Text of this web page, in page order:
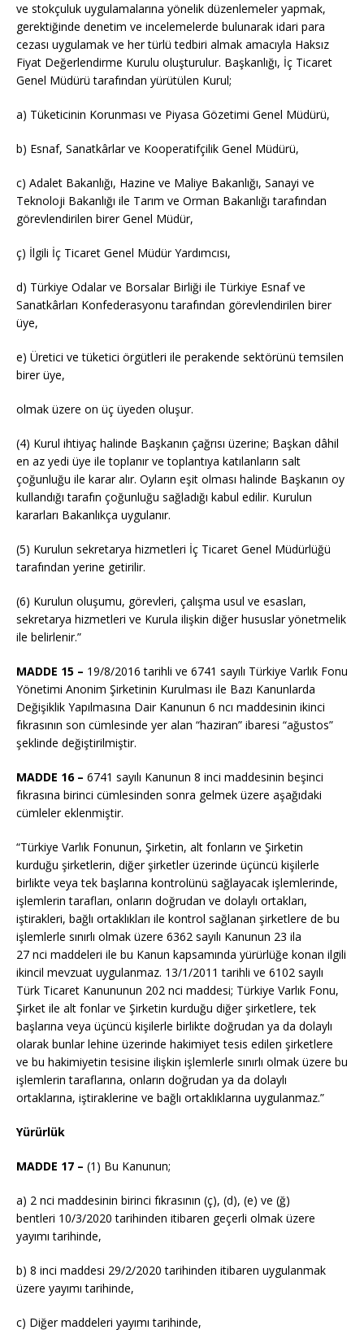
ve stokçuluk uygulamalarına yönelik düzenlemeler yapmak,
gerektiğinde denetim ve incelemelerde bulunarak idari para
cezası uygulamak ve her türlü tedbiri almak amacıyla Haksız
Fiyat Değerlendirme Kurulu oluşturulur. Başkanlığı, İç Ticaret
Genel Müdürü tarafından yürütülen Kurul;
a) Tüketicinin Korunması ve Piyasa Gözetimi Genel Müdürü,
b) Esnaf, Sanatkârlar ve Kooperatifçilik Genel Müdürü,
c) Adalet Bakanlığı, Hazine ve Maliye Bakanlığı, Sanayi ve
Teknoloji Bakanlığı ile Tarım ve Orman Bakanlığı tarafından
görevlendirilen birer Genel Müdür,
ç) İlgili İç Ticaret Genel Müdür Yardımcısı,
d) Türkiye Odalar ve Borsalar Birliği ile Türkiye Esnaf ve
Sanatkârları Konfederasyonu tarafından görevlendirilen birer
üye,
e) Üretici ve tüketici örgütleri ile perakende sektörünü temsilen
birer üye,
olmak üzere on üç üyeden oluşur.
(4) Kurul ihtiyaç halinde Başkanın çağrısı üzerine; Başkan dâhil
en az yedi üye ile toplanır ve toplantıya katılanların salt
çoğunluğu ile karar alır. Oyların eşit olması halinde Başkanın oy
kullandığı tarafın çoğunluğu sağladığı kabul edilir. Kurulun
kararları Bakanlıkça uygulanır.
(5) Kurulun sekretarya hizmetleri İç Ticaret Genel Müdürlüğü
tarafından yerine getirilir.
(6) Kurulun oluşumu, görevleri, çalışma usul ve esasları,
sekretarya hizmetleri ve Kurula ilişkin diğer hususlar yönetmelik
ile belirlenir.”
MADDE 15 – 19/8/2016 tarihli ve 6741 sayılı Türkiye Varlık Fonu
Yönetimi Anonim Şirketinin Kurulması ile Bazı Kanunlarda
Değişiklik Yapılmasına Dair Kanunun 6 ncı maddesinin ikinci
fıkrasının son cümlesinde yer alan “haziran” ibaresi “ağustos”
şeklinde değiştirilmiştir.
MADDE 16 – 6741 sayılı Kanunun 8 inci maddesinin beşinci
fıkrasına birinci cümlesinden sonra gelmek üzere aşağıdaki
cümleler eklenmiştir.
“Türkiye Varlık Fonunun, Şirketin, alt fonların ve Şirketin
kurduğu şirketlerin, diğer şirketler üzerinde üçüncü kişilerle
birlikte veya tek başlarına kontrolünü sağlayacak işlemlerinde,
işlemlerin tarafları, onların doğrudan ve dolaylı ortakları,
iştirakleri, bağlı ortaklıkları ile kontrol sağlanan şirketlere de bu
işlemlerle sınırlı olmak üzere 6362 sayılı Kanunun 23 ila
27 nci maddeleri ile bu Kanun kapsamında yürürlüğe konan ilgili
ikincil mevzuat uygulanmaz. 13/1/2011 tarihli ve 6102 sayılı
Türk Ticaret Kanununun 202 nci maddesi; Türkiye Varlık Fonu,
Şirket ile alt fonlar ve Şirketin kurduğu diğer şirketlere, tek
başlarına veya üçüncü kişilerle birlikte doğrudan ya da dolaylı
olarak bunlar lehine üzerinde hakimiyet tesis edilen şirketlere
ve bu hakimiyetin tesisine ilişkin işlemlerle sınırlı olmak üzere bu
işlemlerin taraflarına, onların doğrudan ya da dolaylı
ortaklarına, iştiraklerine ve bağlı ortaklıklarına uygulanmaz.”
Yürürlük
MADDE 17 – (1) Bu Kanunun;
a) 2 nci maddesinin birinci fıkrasının (ç), (d), (e) ve (ğ)
bentleri 10/3/2020 tarihinden itibaren geçerli olmak üzere
yayımı tarihinde,
b) 8 inci maddesi 29/2/2020 tarihinden itibaren uygulanmak
üzere yayımı tarihinde,
c) Diğer maddeleri yayımı tarihinde,